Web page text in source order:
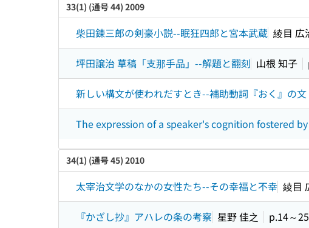
33(1) (通号 44) 2009
柴田錬三郎の剣豪小説--眠狂四郎と宮本武蔵 綾目 広
坪田譲治 草稿「支那手品」--解題と翻刻 山根 知子
新しい構文が使われだすとき--補助動詞『おく』の
The expression of a speaker's cognition fostered
34(1) (通号 45) 2010
太宰治文学のなかの女性たち--その幸福と不幸 綾目
『かざし抄』アハレの条の考察 星野 佳之 p.14～25